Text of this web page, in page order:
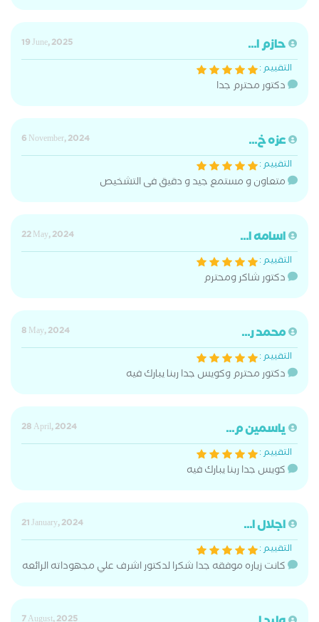
حازم ا...
19 June, 2025
التقييم :
دكتور محترم جدا
عزه خ...
6 November, 2024
التقييم :
متعاون و مستمع جيد و دقيق فى التشخيص
اسامه ا...
22 May, 2024
التقييم :
دكتور شاكر ومحترم
محمد ر...
8 May, 2024
التقييم :
دكتور محترم وكويس جدا ربنا يبارك فيه
ياسمين م...
28 April, 2024
التقييم :
كويس جدا ربنا يبارك فيه
اجلال ا...
21 January, 2024
التقييم :
كانت زياره موفقه جدا شكرا لدكتور اشرف علي مجهوداته الرائعه